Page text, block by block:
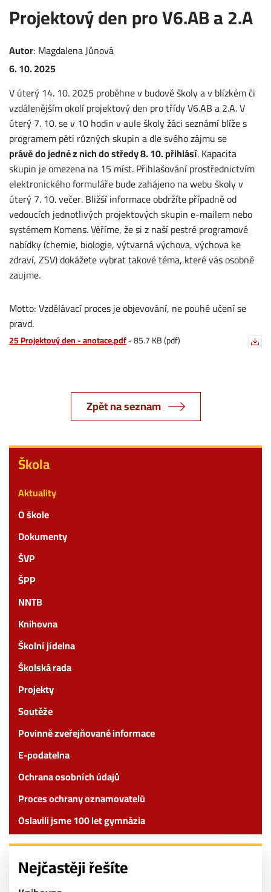
Škola
Škola
Aktuality
O škole
Dokumenty
ŠVP
ŠPP
NNTB
Knihovna
Školní jídelna
Školská rada
Projekty
Soutěže
Povinně zveřejňované informace
E-podatelna
Ochrana osobních údajů
Proces ochrany oznamovatelů
Oslavili jsme 100 let gymnázia
Nejčastěji řešíte
Projektový den pro V6.AB a 2.A
Autor: MagdalenaJůnová
6. 10. 2025
V úterý 14. 10. 2025 proběhne v budově školy a v blízkém či
vzdálenějším okolí projektový den pro třídy V6.AB a 2.A. V
úterý 7. 10. se v 10 hodin v aule školy žáci seznámí blíže s
programem pěti různých skupin a dle svého zájmu se
právědo jedné z nich do středy 8. 10. přihlásí. Kapacita
skupin je omezena na 15 míst. Přihlašování prostřednictvím
elektronického formuláře bude zahájeno na webu školy v
úterý 7. 10. večer. Bližší informace obdržíte případně od
vedoucích jednotlivých projektových skupin e-mailem nebo
systémem Komens. Věříme, že si z naší pestré programové
nabídky (chemie, biologie, výtvarná výchova, výchova ke
zdraví, ZSV) dokážete vybrat takové téma, které vás osobně
zaujme.
Motto: Vzdělávací proces je objevování, ne pouhé učení se
pravd.
25 Projektový den - anotace.pdf-85.7 KB (pdf)
Zpět na seznam